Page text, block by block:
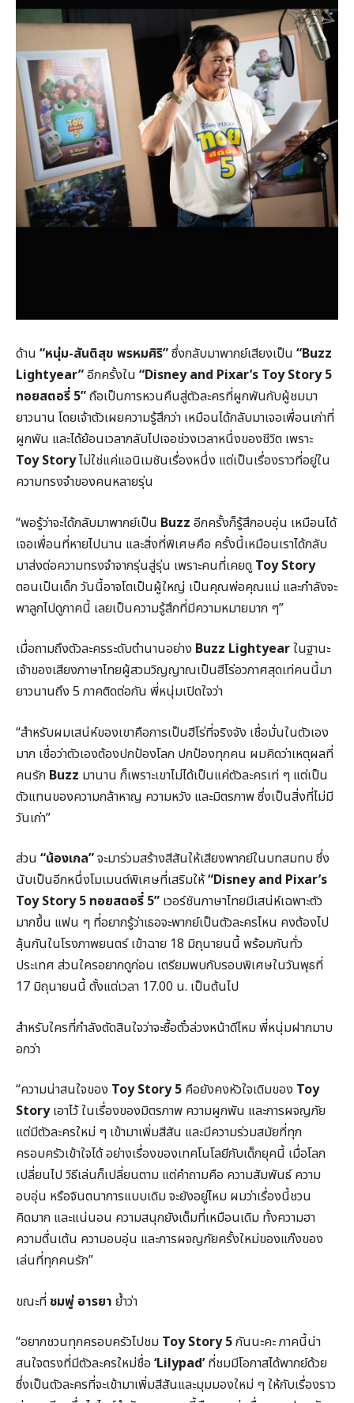
ด้าน “หนุ่ม-สันติสุข พรหมศิริ”ซึ่งกลับมาพากย์เสียงเป็น “Buzz
Lightyear”อีกครั้งใน “Disney and Pixar’s Toy Story 5
ทอยสตอรี่ 5”ถือเป็นการหวนคืนสู่ตัวละครที่ผูกพันกับผู้ชมมา
ยาวนาน โดยเจ้าตัวเผยความรู้สึกว่า เหมือนได้กลับมาเจอเพื่อนเก่าที่
ผูกพัน และได้ย้อนเวลากลับไปเจอช่วงเวลาหนึ่งของชีวิต เพราะ
Toy Storyไม่ใช่แค่แอนิเมชันเรื่องหนึ่ง แต่เป็นเรื่องราวที่อยู่ใน
ความทรงจำของคนหลายรุ่น
“พอรู้ว่าจะได้กลับมาพากย์เป็น Buzz อีกครั้งก็รู้สึกอบอุ่น เหมือนได้
เจอเพื่อนที่หายไปนาน และสิ่งที่พิเศษคือ ครั้งนี้เหมือนเราได้กลับ
มาส่งต่อความทรงจำจากรุ่นสู่รุ่น เพราะคนที่เคยดู Toy Story
ตอนเป็นเด็ก วันนี้อาจโตเป็นผู้ใหญ่ เป็นคุณพ่อคุณแม่ และกำลังจะ
พาลูกไปดูภาคนี้ เลยเป็นความรู้สึกที่มีความหมายมาก ๆ”
เมื่อถามถึงตัวละครระดับตำนานอย่าง Buzz Lightyearในฐานะ
เจ้าของเสียงภาษาไทยผู้สวมวิญญาณเป็นฮีโร่อวกาศสุดเท่คนนี้มา
ยาวนานถึง 5 ภาคติดต่อกัน พี่หนุ่มเปิดใจว่า
“สำหรับผมเสน่ห์ของเขาคือการเป็นฮีโร่ที่จริงจัง เชื่อมั่นในตัวเอง
มาก เชื่อว่าตัวเองต้องปกป้องโลก ปกป้องทุกคน ผมคิดว่าเหตุผลที่
คนรัก Buzz มานาน ก็เพราะเขาไม่ได้เป็นแค่ตัวละครเท่ ๆ แต่เป็น
ตัวแทนของความกล้าหาญ ความหวัง และมิตรภาพ ซึ่งเป็นสิ่งที่ไม่มี
วันเก่า”
ส่วน “น้องเกล”จะมาร่วมสร้างสีสันให้เสียงพากย์ในบทสมทบ ซึ่ง
นับเป็นอีกหนึ่งโมเมนต์พิเศษที่เสริมให้“Disney and Pixar’s
Toy Story 5 ทอยสตอรี่ 5” เวอร์ชันภาษาไทยมีเสน่ห์เฉพาะตัว
มากขึ้น แฟน ๆ ที่อยากรู้ว่าเธอจะพากย์เป็นตัวละครไหน คงต้องไป
ลุ้นกันในโรงภาพยนตร์ เข้าฉาย 18 มิถุนายนนี้ พร้อมกันทั่ว
ประเทศ ส่วนใครอยากดูก่อน เตรียมพบกับรอบพิเศษในวันพุธที่
17 มิถุนายนนี้ ตั้งแต่เวลา 17.00 น. เป็นต้นไป
สำหรับใครที่กำลังตัดสินใจว่าจะซื้อตั๋วล่วงหน้าดีไหม พี่หนุ่มฝากมาบ
อกว่า
“ความน่าสนใจของ Toy Story 5 คือยังคงหัวใจเดิมของ Toy
Storyเอาไว้ ในเรื่องของมิตรภาพ ความผูกพัน และการผจญภัย
แต่มีตัวละครใหม่ ๆ เข้ามาเพิ่มสีสัน และมีความร่วมสมัยที่ทุก
ครอบครัวเข้าใจได้ อย่างเรื่องของเทคโนโลยีกับเด็กยุคนี้ เมื่อโลก
เปลี่ยนไป วิธีเล่นก็เปลี่ยนตาม แต่คำถามคือ ความสัมพันธ์ ความ
อบอุ่น หรือจินตนาการแบบเดิม จะยังอยู่ไหม ผมว่าเรื่องนี้ชวน
คิดมาก และแน่นอน ความสนุกยังเต็มที่เหมือนเดิม ทั้งความฮา
ความตื่นเต้น ความอบอุ่น และการผจญภัยครั้งใหม่ของแก๊งของ
เล่นที่ทุกคนรัก”
ขณะที่ชมพู่ อารยา ย้ำว่า
“อยากชวนทุกครอบครัวไปชม Toy Story 5กันนะคะ ภาคนี้น่า
สนใจตรงที่มีตัวละครใหม่ชื่อ ‘Lilypad’ที่ชมมีโอกาสได้พากย์ด้วย
ซึ่งเป็นตัวละครที่จะเข้ามาเพิ่มสีสันและมุมมองใหม่ ๆ ให้กับเรื่องราว